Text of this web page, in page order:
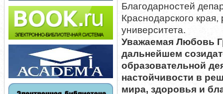
Благодарностей
Краснодарского края,
университета.
Уважаемая Любовь
дальнейшем
образовательной
настойчивости в
мира, здоровья и